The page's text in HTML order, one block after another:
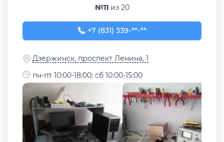
№11из 20
+7 (831) 339-70-10
+7 (831) 339-**-**
Дзержинск, проспект Ленина, 1
пн-пт 10:00-18:00; сб 10:00-15:00